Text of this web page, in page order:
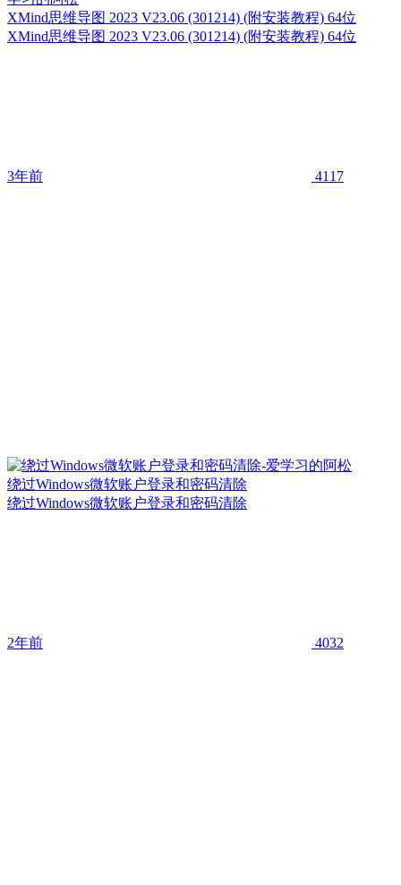
XMind思维导图 2023 V23.06 (301214) (附安装教程) 64位
XMind思维导图 2023 V23.06 (301214) (附安装教程) 64位
3年前 4117
绕过Windows微软账户登录和密码清除
绕过Windows微软账户登录和密码清除
2年前 4032